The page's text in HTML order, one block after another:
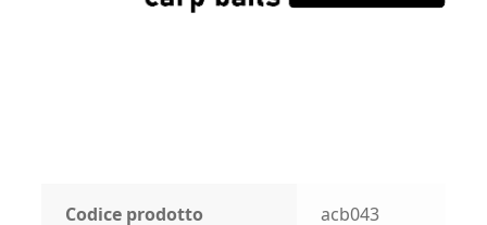
Codice prodotto acb043